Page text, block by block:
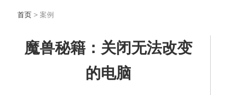
首页> 案例
魔兽秘籍：关闭无法改变
的电脑